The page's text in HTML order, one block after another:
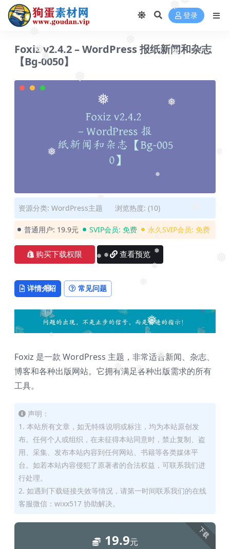
❅
❅
❅
❅
❅
❅
❅
❅
❅
❅
❅ ❅
❅
❅ ❅
❅
❅
❅
❅❅
登录
Foxiz v2.4.2 – WordPress 报纸新闻和杂志
【Bg-0050】
资源分类: WordPress主题 浏览热度: (10)
普通用户: 19.9元 SVIP会员: 免费 永久SVIP会员: 免费
购买下载权限 查看预览
详情介绍 常见问题
Foxiz 是一款 WordPress 主题，非常适合新闻、杂志、
博客和各种出版网站。它拥有满足各种出版需求的所有
工具。
声明：
1. 本站所有文章，如无特殊说明或标注，均为本站原创发
布。任何个人或组织，在未征得本站同意时，禁止复制、盗
用、采集、发布本站内容到任何网站、书籍等各类媒体平
台。如若本站内容侵犯了原著者的合法权益，可联系我们进
行处理。
2. 如遇到下载链接失效等情况，请第一时间联系我们的在线
客服微信：wixx517 协助解决。
下载
19.9元